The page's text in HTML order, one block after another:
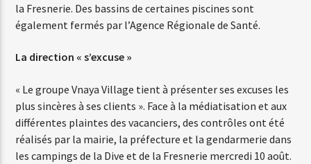
la Fresnerie. Des bassins de certaines piscines sont
également fermés par l’Agence Régionale de Santé.
La direction « s’excuse »
« Le groupe Vnaya Village tient à présenter ses excuses les
plus sincères à ses clients ». Face à la médiatisation et aux
différentes plaintes des vacanciers, des contrôles ont été
réalisés par la mairie, la préfecture et la gendarmerie dans
les campings de la Dive et de la Fresnerie mercredi 10 août.